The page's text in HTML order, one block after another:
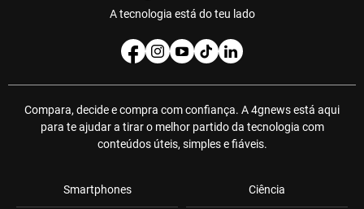
A tecnologia está do teu lado
Compara, decide e compra com confiança. A 4gnews está aqui
para te ajudar a tirar o melhor partido da tecnologia com
conteúdos úteis, simples e fiáveis.
Smartphones Ciência